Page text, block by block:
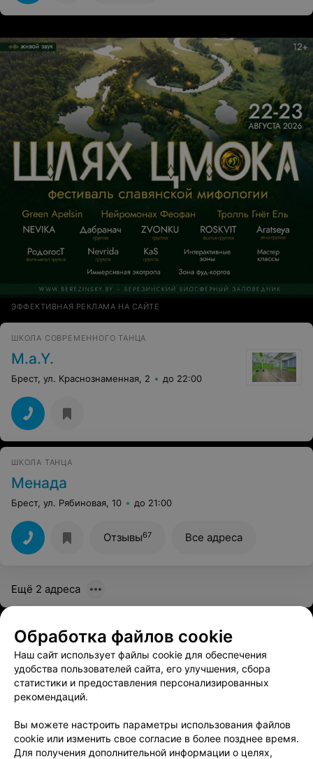
ЭФФЕКТИВНАЯ РЕКЛАМА НА САЙТЕ
ШКОЛА СОВРЕМЕННОГО ТАНЦА
M.a.Y.
Брест, ул. Краснознаменная, 2 до 22:00
ШКОЛА ТАНЦА
Менада
Брест, ул. Рябиновая, 10 до 21:00
Отзывы67 Все адреса
Ещё 2 адреса
ЭФФЕКТИВНАЯ РЕКЛАМА НА САЙТЕ
Обработка файлов cookie
Наш сайт использует файлы cookie для обеспечения
удобства пользователей сайта, его улучшения, сбора
статистики и предоставления персонализированных
рекомендаций.
Вы можете настроить параметры использования файлов
cookie или изменить свое согласие в более позднее время.
Для получения дополнительной информации о целях,